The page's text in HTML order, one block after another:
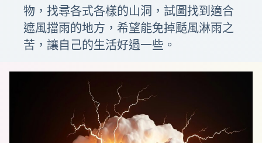
物，找尋各式各樣的山洞，試圖找到適合
遮風擋雨的地方，希望能免掉颳風淋雨之
苦，讓自己的生活好過一些。